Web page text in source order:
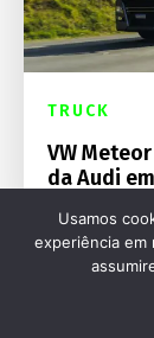
TRUCK
VW
da Audi
Usamos
experiência em